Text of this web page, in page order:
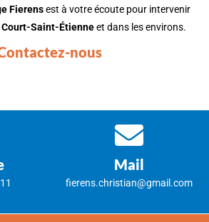
Fierensest à votre écoute pour intervenir
Court-Saint-Étienneet dans les environs.
nous
Mail
fierens.christian@gmail.com